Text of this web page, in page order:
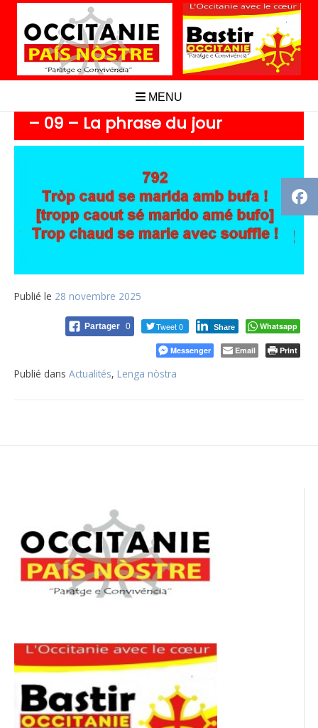
Aller
contenu
MENU
– 09 – La phrase du jour
Publié le 28 novembre 2025
Partager 0 Tweet 0 Share Whatsapp
Messenger Email Print
Publié dans Actualités, Lenga nòstra